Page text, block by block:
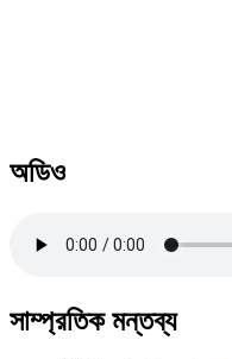
অডিও
সাম্প্রতিক মন্তব্য